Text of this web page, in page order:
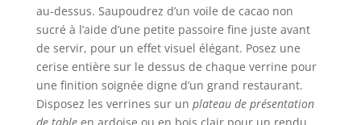
réutilisées après le
nettoyage et
simplement
laissées sécher.
Coupelle plastique
lorsqu'il n'est pas
utilisé, il peut être
usage aussi bien
professionnel que
particulier.
CARTON ÉPAIS
RÉSISTANT :
Fabriqués en
carton rigide haute
au-dessus. Saupoudrez d’un voile de cacao non
sucré à l’aide d’une petite passoire fine juste avant
de servir, pour un effet visuel élégant. Posez une
cerise entière sur le dessus de chaque verrine pour
une finition soignée digne d’un grand restaurant.
Disposez les verrines sur un plateau de présentation